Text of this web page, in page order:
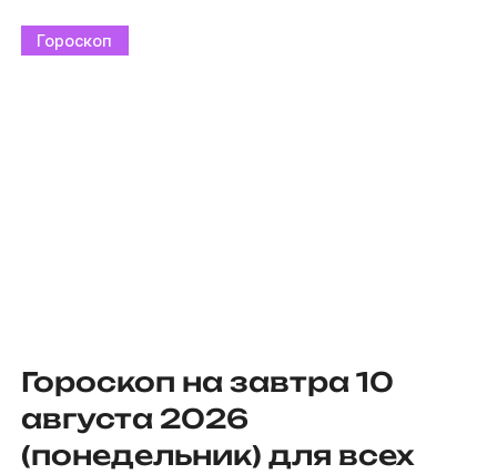
Гороскоп
Гороскоп на завтра 10
августа 2026
(понедельник) для всех